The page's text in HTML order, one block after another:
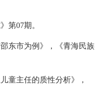
第07期。
东市为例》，《青海民族
童主任的质性分析》，